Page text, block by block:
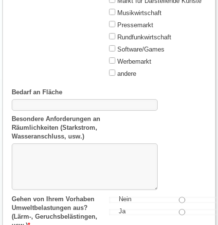
Musikwirtschaft
Pressemarkt
Rundfunkwirtschaft
Software/Games
Werbemarkt
andere
Bedarf an Fläche
Besondere Anforderungen an
Räumlichkeiten (Starkstrom,
Wasseranschluss, usw.)
Gehen von Ihrem Vorhaben
Umweltbelastungen aus?
(Lärm-, Geruchsbelästingen,
Nein
Ja